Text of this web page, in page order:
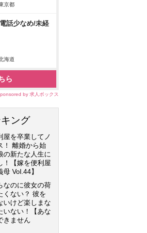
京都
話少なめ/未経
海道
ら
by 求人ボックス
ング
屋を卒業してノ
！ 離婚から始
の新たな人生に
！【嫁を便利屋
Vol.44】
なのに彼女の荷
くない？ 彼を
いけど楽しまな
いない！【あな
きません